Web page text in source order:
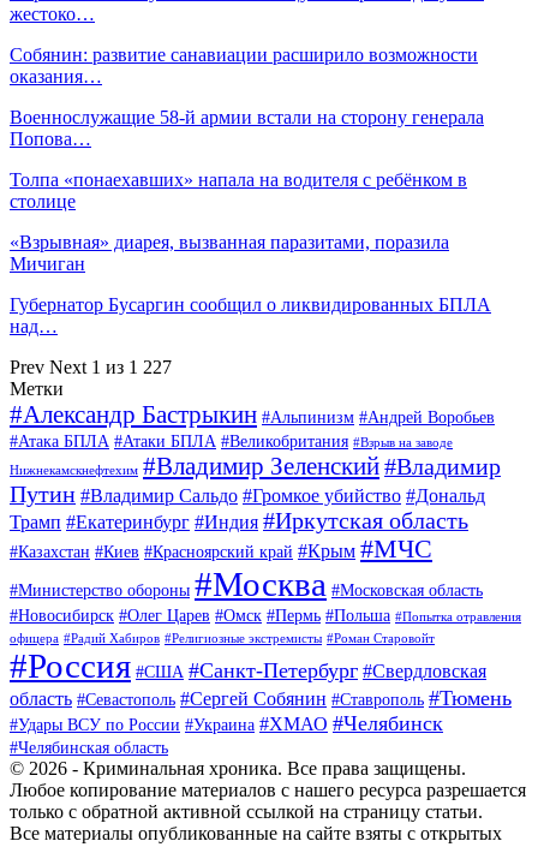
жестоко…
Собянин: развитие санавиации расширило возможности
оказания…
Военнослужащие 58-й армии встали на сторону генерала
Попова…
Толпа «понаехавших» напала на водителя с ребёнком в
столице
«Взрывная» диарея, вызванная паразитами, поразила
Мичиган
Губернатор Бусаргин сообщил о ликвидированных БПЛА
над…
Prev Next 1 из 1 227
Метки
#Александр Бастрыкин #Альпинизм #Андрей Воробьев
#Атака БПЛА #Атаки БПЛА #Великобритания #Взрыв на заводе
Нижнекамскнефтехим #Владимир Зеленский#Владимир
Путин #Владимир Сальдо #Громкое убийство #Дональд
Трамп #Екатеринбург #Индия #Иркутская область
#Казахстан #Киев #Красноярский край #Крым #МЧС
#Министерство обороны #Москва #Московская область
#Новосибирск #Олег Царев #Омск #Пермь #Польша #Попытка отравления
офицера #Радий Хабиров #Религиозные экстремисты #Роман Старовойт
#Россия #США #Санкт-Петербург #Свердловская
область #Севастополь #Сергей Собянин #Ставрополь #Тюмень
#Удары ВСУ по России #Украина #ХМАО #Челябинск
#Челябинская область
© 2026 - Криминальная хроника. Все права защищены.
Любое копирование материалов с нашего ресурса разрешается
только с обратной активной ссылкой на страницу статьи.
Все материалы опубликованные на сайте взяты с открытых